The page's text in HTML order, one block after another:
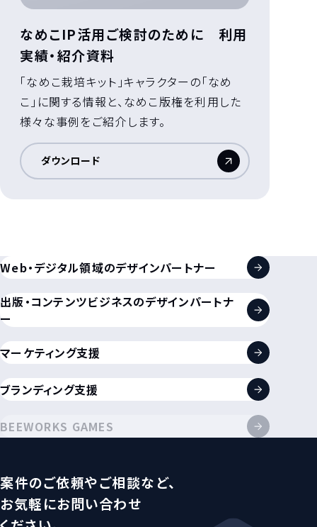
なめこIP活用ご検討のために 利用
実績・紹介資料
「なめこ栽培キット」キャラクターの「なめ
こ」に関する情報と、なめこ版権を利用した
様々な事例をご紹介します。
ダウンロード
Web・デジタル領域のデザインパートナー
出版・コンテンツビジネスのデザインパートナ
ー
マーケティング支援
ブランディング支援
BEEWORKS GAMES
案件のご依頼やご相談など、
お気軽にお問い合わせ